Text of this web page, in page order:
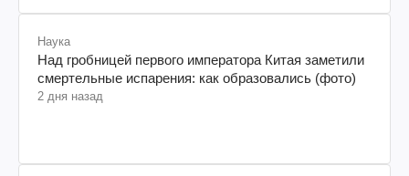
Наука
Над гробницей первого императора Китая заметили
смертельные испарения: как образовались (фото)
2 дня назад